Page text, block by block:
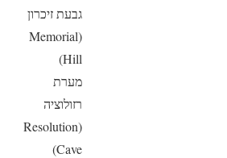
גבעת זיכרון
(Memorial
Hill)
מערת
רזולוציה
(Resolution
Cave)